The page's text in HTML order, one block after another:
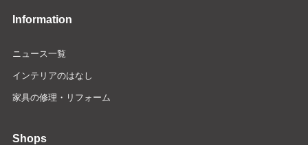
Information
ニュース一覧
インテリアのはなし
家具の修理・リフォーム
Shops